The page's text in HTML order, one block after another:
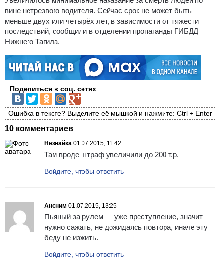
вине нетрезвого водителя. Сейчас срок не может быть
меньше двух или четырёх лет, в зависимости от тяжести
последствий, сообщили в отделении пропаганды ГИБДД
Нижнего Тагила.
Поделиться в соц. сетях
Ошибка в тексте? Выделите её мышкой и нажмите: Ctrl + Enter
10 комментариев
Незнайка 01.07.2015, 11:42
Там вроде штраф увеличили до 200 т.р.
Войдите, чтобы ответить
Аноним 01.07.2015, 13:25
Пьяный за рулем — уже преступление, значит
нужно сажать, не дожидаясь повтора, иначе эту
беду не изжить.
Войдите, чтобы ответить